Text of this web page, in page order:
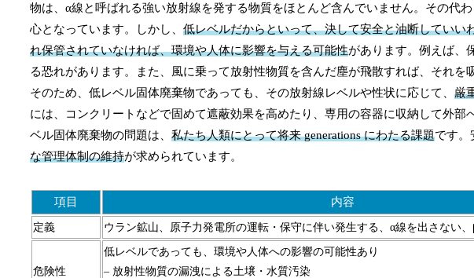
物は、α線と呼ばれる強い放射線を発する物質をほとんど含んでいません。その代
心となっています。しかし、 低レベルだからといって、決して安全と油断していい
れ保管されていなければ、環境や人体に影響を与える可能性があります。例えば、
る恐れがあります。また、風に乗って放射性物質を含んだ塵が飛散すれば、それを
そのため、低レベル固体廃棄物であっても、その放射線レベルや性状に応じて、 厳
には、コンクリートなどで固めて遮蔽効果を高めたり、専用の容器に収納して外
ベル固体廃棄物の問題は、 私たち人類にとって将来 generations にわたる課題です。
な管理体制の維持が求められています。
項目 内容
定義 ウラン鉱山、原子力発電所の運転・保守に伴い発生する、α線を出さない
危険性
低レベルであっても、環境や人体への影響の可能性あり
– 放射性物質の漏洩による土壌・水質汚染